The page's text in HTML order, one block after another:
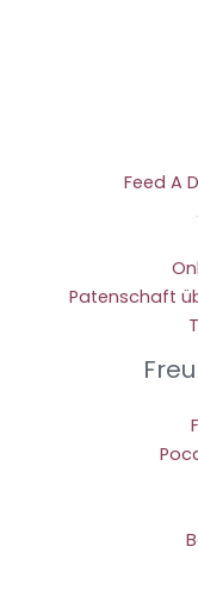
Feed A
Patenschaft